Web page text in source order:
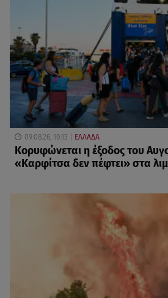
09.08.26, 10:13 ΕΛΛΑΔΑ
Κορυφώνεται η έξοδος του
«Καρφίτσα δεν πέφτει» στα